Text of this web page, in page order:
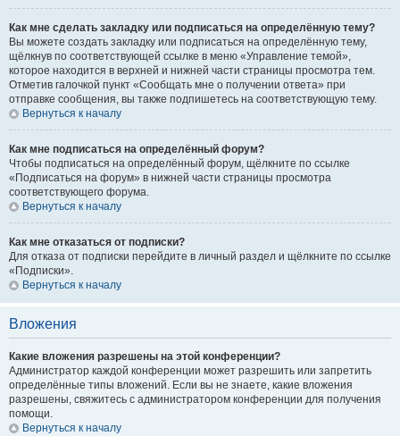
Как мне сделать закладку или подписаться на определённую тему?
Вы можете создать закладку или подписаться на определённую тему,
щёлкнув по соответствующей ссылке в меню «Управление темой»,
которое находится в верхней и нижней части страницы просмотра тем.
Отметив галочкой пункт «Сообщать мне о получении ответа» при
отправке сообщения, вы также подпишетесь на соответствующую тему.
Вернуться к началу
Как мне подписаться на определённый форум?
Чтобы подписаться на определённый форум, щёлкните по ссылке
«Подписаться на форум» в нижней части страницы просмотра
соответствующего форума.
Вернуться к началу
Как мне отказаться от подписки?
Для отказа от подписки перейдите в личный раздел и щёлкните по ссылке
«Подписки».
Вернуться к началу
Вложения
Какие вложения разрешены на этой конференции?
Администратор каждой конференции может разрешить или запретить
определённые типы вложений. Если вы не знаете, какие вложения
разрешены, свяжитесь с администратором конференции для получения
помощи.
Вернуться к началу